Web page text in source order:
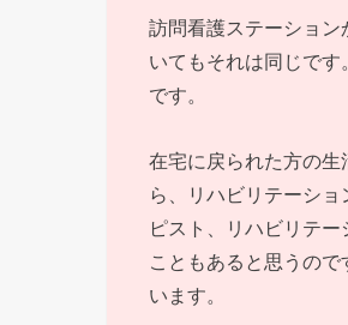
訪問看護ステーショ
いてもそれは同じで
です。
在宅に戻られた方の
ら、リハビリテーシ
ピスト、リハビリテ
こともあると思うの
います。